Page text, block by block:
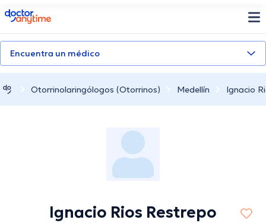
doctoranytime
Encuentra un médico
Otorrinolaringólogos (Otorrinos) Medellín Ignacio
Ignacio Rios Restrepo